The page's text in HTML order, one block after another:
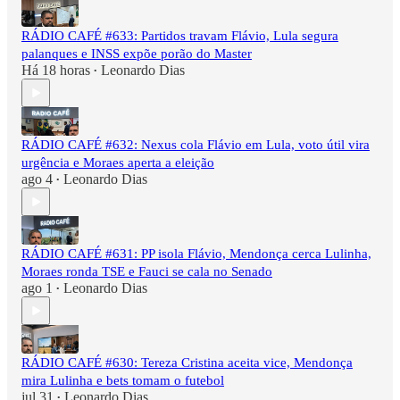
RÁDIO CAFÉ #633: Partidos travam Flávio, Lula segura
palanques e INSS expõe porão do Master
Há 18 horas • Leonardo Dias
RÁDIO CAFÉ #632: Nexus cola Flávio em Lula, voto útil vira
urgência e Moraes aperta a eleição
ago 4 • Leonardo Dias
RÁDIO CAFÉ #631: PP isola Flávio, Mendonça cerca Lulinha,
Moraes ronda TSE e Fauci se cala no Senado
ago 1 • Leonardo Dias
RÁDIO CAFÉ #630: Tereza Cristina aceita vice, Mendonça
mira Lulinha e bets tomam o futebol
•